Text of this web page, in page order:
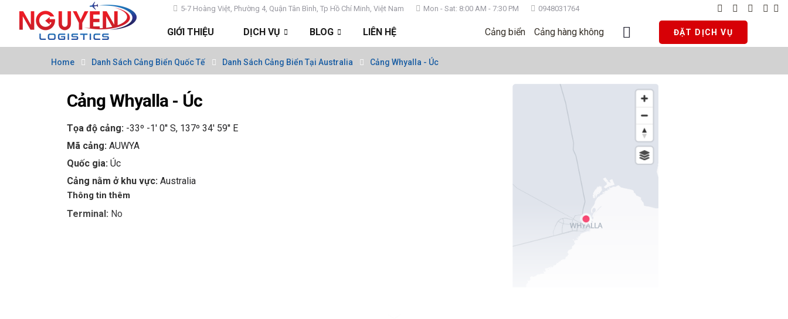
5-7 Hoàng Việt, Phường 4, Quận Tân Bình, Tp Hồ Chí Minh, Việt Nam Mon - Sat: 8:00 AM - 7:30 PM 0948031764
GIỚI THIỆU DỊCH VỤ BLOG LIÊN HỆ Cảng biển Cảng hàng không ĐẶT DỊCH VỤ
Home Danh Sách Cảng Biển Quốc Tế Danh Sách Cảng Biển Tại Australia Cảng Whyalla - Úc
Cảng Whyalla - Úc
Tọa độ cảng: -33º -1' 0'' S, 137º 34' 59'' E
Mã cảng: AUWYA
Quốc gia: Úc
Cảng nằm ở khu vực: Australia
Thông tin thêm
Terminal: No